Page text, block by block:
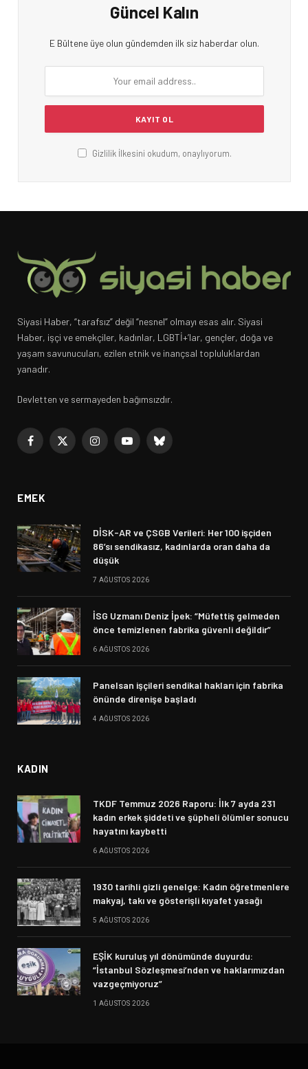
Güncel Kalın
E Bültene üye olun gündemden ilk siz haberdar olun.
Gizlilik İlkesini okudum, onaylıyorum.
Siyasi Haber, “tarafsız” değil “nesnel” olmayı esas alır. Siyasi
Haber, işçi ve emekçiler, kadınlar, LGBTİ+’lar, gençler, doğa ve
yaşam savunucuları, ezilen etnik ve inançsal topluluklardan
yanadır.
Devletten ve sermayeden bağımsızdır.
Facebook
X
InstagramYouTubeBluesky
EMEK
DİSK-AR ve ÇSGB Verileri: Her 100 işçiden
86’sı sendikasız, kadınlarda oran daha da
düşük
7 AĞUSTOS 2026
İSG Uzmanı Deniz İpek: “Müfettiş gelmeden
önce temizlenen fabrika güvenli değildir”
6 AĞUSTOS 2026
Panelsan işçileri sendikal hakları için fabrika
önünde direnişe başladı
4 AĞUSTOS 2026
KADIN
TKDF Temmuz 2026 Raporu: İlk 7 ayda 231
kadın erkek şiddeti ve şüpheli ölümler sonucu
hayatını kaybetti
6 AĞUSTOS 2026
1930 tarihli gizli genelge: Kadın öğretmenlere
makyaj, takı ve gösterişli kıyafet yasağı
5 AĞUSTOS 2026
EŞİK kuruluş yıl dönümünde duyurdu:
“İstanbul Sözleşmesi’nden ve haklarımızdan
vazgeçmiyoruz”
1 AĞUSTOS 2026